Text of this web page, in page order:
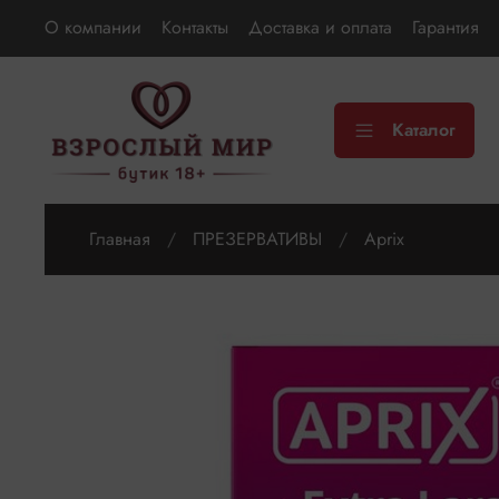
О компании Контакты Доставка и оплата Гарантия
Каталог
Главная ПРЕЗЕРВАТИВЫ Aprix